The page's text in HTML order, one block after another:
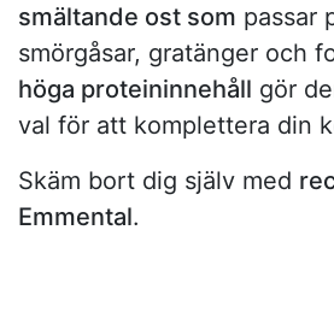
smältande ost som passar
smörgåsar, gratänger och
höga proteininnehåll gör
val för att komplettera din
Skäm bort dig själv med
Emmental.